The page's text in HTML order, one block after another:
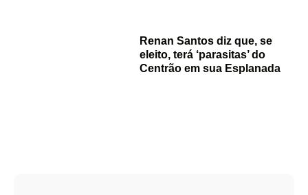
Renan Santos diz que, se
eleito, terá ‘parasitas’ do
Centrão em sua Esplanada